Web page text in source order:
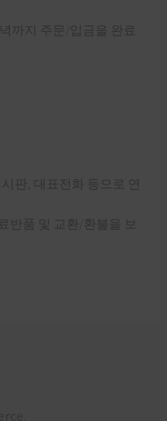
까지 주문/입금을 완료
판, 대표전화 등으로 연
반품 및 교환/환불을 보